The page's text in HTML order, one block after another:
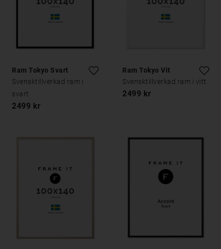
Ram Tokyo Svart
Svensktillverkad ram i
svart
2499 kr
Ram Tokyo Vit
Svensktillverkad ram i vitt
2499 kr